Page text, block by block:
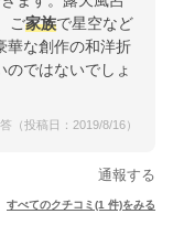
ご家族で星空など
華な創作の和洋折
のではないでしょ
（投稿日：2019/8/16）
通報する
すべてのクチコミ(1 件)をみる